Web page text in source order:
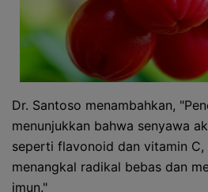
Dr. Santoso menambahkan,
menunjukkan bahwa senyawa
seperti flavonoid dan vitamin C,
menangkal radikal bebas dan
imun."